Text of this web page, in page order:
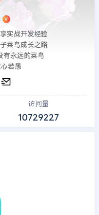
V
实战开发经验
菜鸟成长之路
有永远的菜鸟
若愚
访问量
10729227